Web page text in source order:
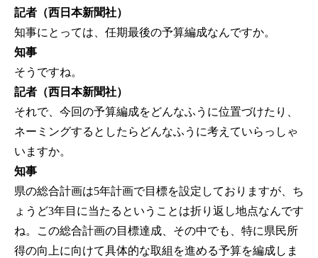
記者（西日本新聞社）
知事にとっては、任期最後の予算編成なんですか。
知事
そうですね。
記者（西日本新聞社）
それで、今回の予算編成をどんなふうに位置づけたり、
ネーミングするとしたらどんなふうに考えていらっしゃ
いますか。
知事
県の総合計画は5年計画で目標を設定しておりますが、ち
ょうど3年目に当たるということは折り返し地点なんです
ね。この総合計画の目標達成、その中でも、特に県民所
得の向上に向けて具体的な取組を進める予算を編成しま